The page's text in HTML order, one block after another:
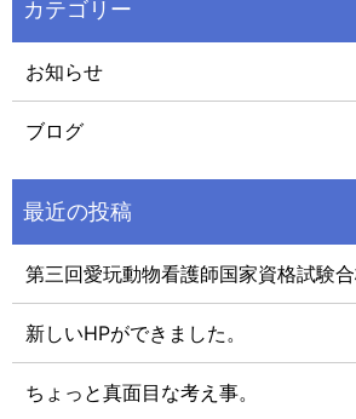
お知らせ
ブログ
第三回愛玩動物看護師国家資格試験合
新しいHPができました。
ちょっと真面目な考え事。